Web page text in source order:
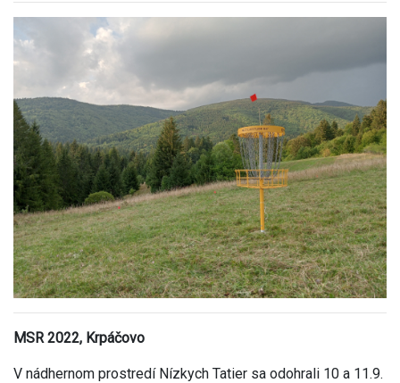
MSR 2022, Krpáčovo
V nádhernom prostredí Nízkych Tatier sa odohrali 10 a 11.9.